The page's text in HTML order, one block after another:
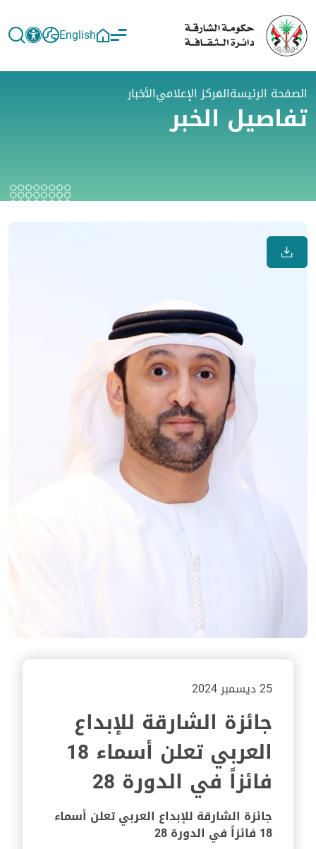
English
الصفحة الرئيسةالمركز الإعلاميالأخبار
تفاصيل الخبر
25 ديسمبر 2024
جائزة الشارقة للإبداع
العربي تعلن أسماء 18
فائزاً في الدورة 28
جائزة الشارقة للإبداع العربي تعلن أسماء
18 فائزاً في الدورة 28